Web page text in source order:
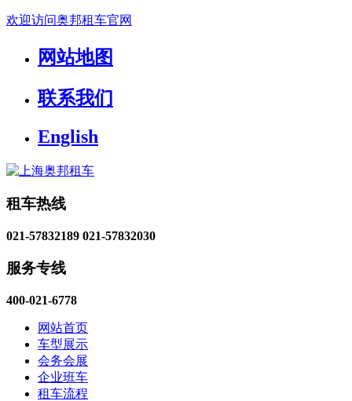
欢迎访问奥邦租车官网
网站地图
联系我们
English
租车热线
021-57832189 021-57832030
服务专线
400-021-6778
网站首页
车型展示
会务会展
企业班车
租车流程